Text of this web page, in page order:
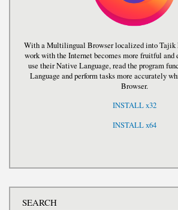
With a Multilingual Browser localized into Tajik
work with the Internet becomes more fruitful and
use their Native Language, read the program
Language and perform tasks more accurately
Browser.
INSTALL x32
INSTALL x64
SEARCH